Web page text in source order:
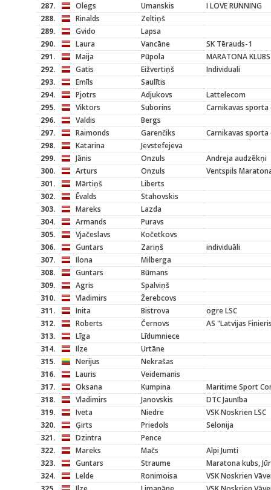
287.
Olegs Umanskis
I LOVE RUNNING
288.
Rinalds
Zeltiņš
289.
Gvido
Lapsa
290.
Laura Vancāne
SK Tērauds-1
291.
Maija Pūpola
MARATONA KLUBS
292.
Gatis Eižvertiņš
Individuali
293.
Emīls
Saulītis
294.
Pjotrs Adjukovs
Lattelecom
295.
Viktors Suborins
Carnikavas sporta
296.
Valdis
Bergs
297.
Raimonds Garenčiks
Carnikavas sporta
298.
Katarina
Jevstefejeva
299.
Jānis Onzuls
Andreja audzēkņi
300.
Arturs Onzuls
Ventspils
301.
Mārtiņš
Liberts
302.
Ēvalds
Stahovskis
303.
Mareks
Lazda
304.
Armands
Puravs
305.
Vjačeslavs
Kočetkovs
306.
Guntars Zariņš
individuāli
307.
Ilona
Milberga
308.
Guntars
Būmans
309.
Agris
Spalviņš
310.
Vladimirs
Žerebcovs
311.
Inita Bistrova
ogre LSC
312.
Roberts Černovs
AS "Latvijas
313.
Līga
Līdumniece
314.
Ilze
Urtāne
315.
Nerijus
Nekrašas
316.
Lauris
Veidemanis
317.
Oksana Kumpina
Maritime Sport
318.
Vladimirs Janovskis
DTC Jaunība
319.
Iveta Niedre
VSK Noskrien LSC
320.
Ģirts Priedols
Selonija
321.
Dzintra
Pence
322.
Mareks Mačs
Alpi Jumti
323.
Guntars Straume
Maratona kubs,
324.
Lelde Ronimoisa
VSK Noskrien